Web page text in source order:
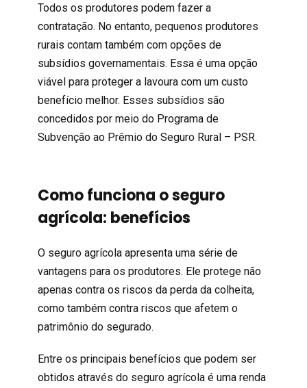
Todos os produtores podem fazer a
contratação. No entanto, pequenos produtores
rurais contam também com opções de
subsídios governamentais. Essa é uma opção
viável para proteger a lavoura com um custo
benefício melhor. Esses subsídios são
concedidos por meio do Programa de
Subvenção ao Prêmio do Seguro Rural – PSR.
Como funciona o seguro
agrícola: benefícios
O seguro agrícola apresenta uma série de
vantagens para os produtores. Ele protege não
apenas contra os riscos da perda da colheita,
como também contra riscos que afetem o
patrimônio do segurado.
Entre os principais benefícios que podem ser
obtidos através do seguro agrícola é uma renda